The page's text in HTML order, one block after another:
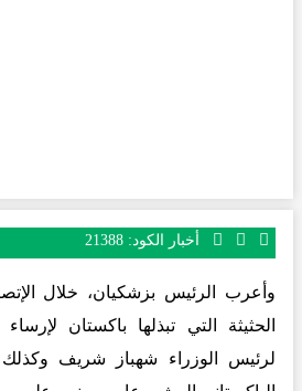
أخبار الكود: 21388
وأعرب الرئيس بزشكيان، خلال
الحثيثة التي تبذلها باكستان
لرئيس الوزراء شهباز شريف